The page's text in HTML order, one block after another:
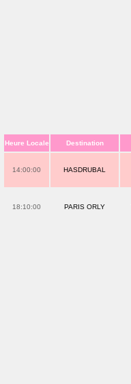
Heure Locale Destination
14:00:00 HASDRUBAL
18:10:00 PARIS ORLY